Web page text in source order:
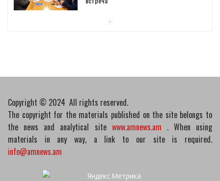
Copyright © 2024 All rights reserved.
The copyright for the materials published on the site belongs to
the news and analytical site www.amnews.am . When using
materials in any way, a link to our site is required.
info@amnews.am